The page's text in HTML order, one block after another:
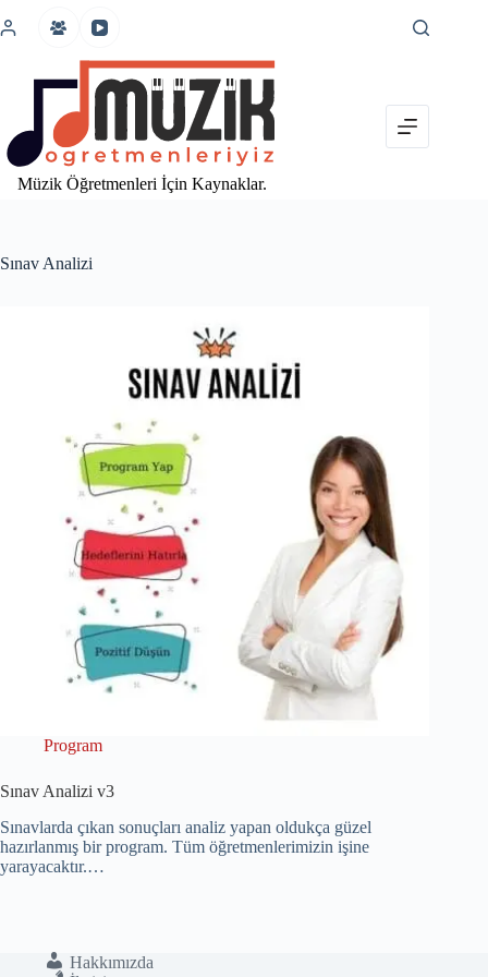
atla
Müzik Öğretmenleri İçin Kaynaklar.
Sınav Analizi
Program
Sınav Analizi v3
Sınavlarda çıkan sonuçları analiz yapan oldukça güzel
hazırlanmış bir program. Tüm öğretmenlerimizin işine
yarayacaktır.…
Hakkımızda